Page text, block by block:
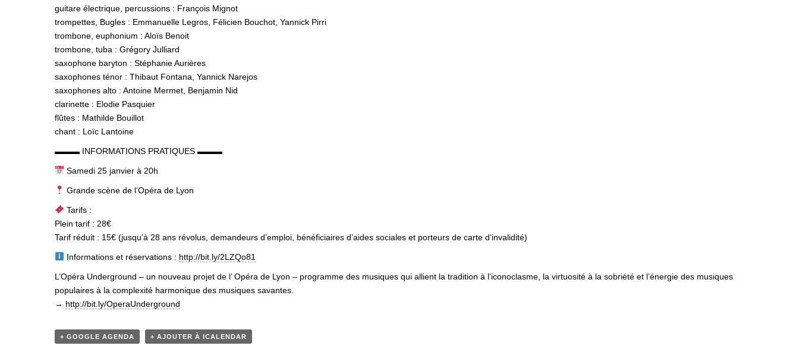
guitare électrique, percussions : François Mignot
trompettes, Bugles : Emmanuelle Legros, Félicien Bouchot, Yannick Pirri
trombone, euphonium : Aloïs Benoit
trombone, tuba : Grégory Julliard
saxophone baryton : Stéphanie Aurières
saxophones ténor : Thibaut Fontana, Yannick Narejos
saxophones alto : Antoine Mermet, Benjamin Nid
clarinette : Elodie Pasquier
flûtes : Mathilde Bouillot
chant : Loïc Lantoine
▬▬▬ INFORMATIONS PRATIQUES ▬▬▬
Samedi 25 janvier à 20h
Grande scène de l’Opéra de Lyon
Tarifs :
Plein tarif : 28€
Tarif réduit : 15€ (jusqu’à 28 ans révolus, demandeurs d’emploi, bénéficiaires d’aides sociales et porteurs de carte d’invalidité)
Informations et réservations : http://bit.ly/2LZQo81
L’Opéra Underground – un nouveau projet de l’ Opéra de Lyon – programme des musiques qui allient la tradition à l’iconoclasme, la virtuosité à la sobriété et l’énergie des musiques
populaires à la complexité harmonique des musiques savantes.
→ http://bit.ly/OperaUnderground
+ GOOGLE AGENDA + AJOUTER À ICALENDAR